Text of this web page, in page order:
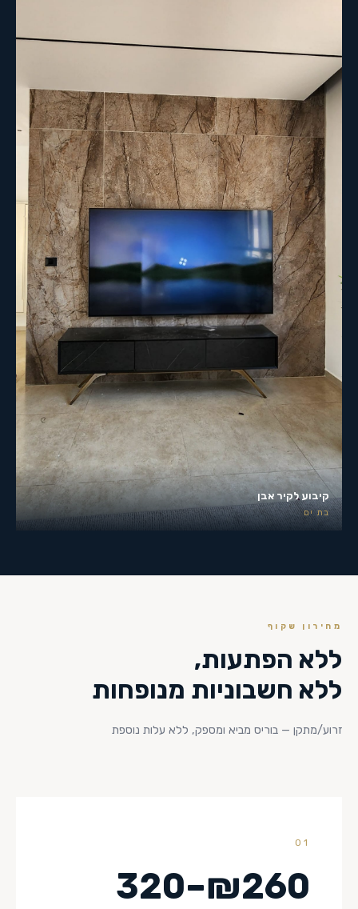
קיבוע לקיר אבן
בת ים
מחירון שקוף
ללא הפתעות,
ללא חשבוניות מנופחות
זרוע/מתקן — בוריס מביא ומספק, ללא עלות נוספת
01
₪260–320